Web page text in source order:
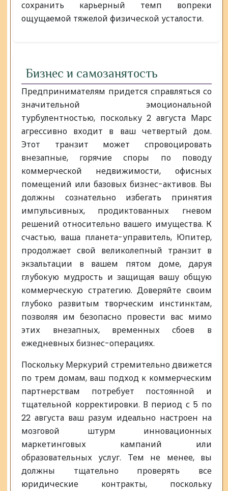
сохранить карьерный темп вопреки
ощущаемой тяжелой физической усталости.
Бизнес и самозанятость
Предпринимателям придется справляться со
значительной эмоциональной
турбулентностью, поскольку 2 августа Марс
агрессивно входит в ваш четвертый дом.
Этот транзит может спровоцировать
внезапные, горячие споры по поводу
коммерческой недвижимости, офисных
помещений или базовых бизнес-активов. Вы
должны сознательно избегать принятия
импульсивных, продиктованных гневом
решений относительно вашего имущества. К
счастью, ваша планета-управитель, Юпитер,
продолжает свой великолепный транзит в
экзальтации в вашем пятом доме, даруя
глубокую мудрость и защищая вашу общую
коммерческую стратегию. Доверяйте своим
глубоко развитым творческим инстинктам,
позволяя им безопасно провести вас мимо
этих внезапных, временных сбоев в
ежедневных бизнес-операциях.
Поскольку Меркурий стремительно движется
по трем домам, ваш подход к коммерческим
партнерствам потребует постоянной и
тщательной корректировки. В период с 5 по
22 августа ваш разум идеально настроен на
мозговой штурм инновационных
маркетинговых кампаний или
образовательных услуг. Тем не менее, вы
должны тщательно проверять все
юридические контракты, поскольку